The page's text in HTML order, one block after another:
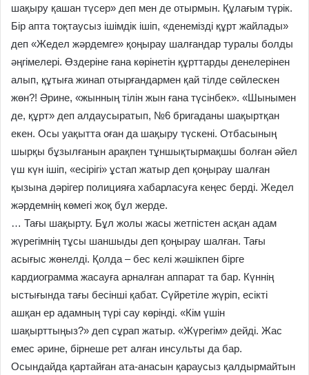
шақыру қашан түсер» деп мен де отырмын. Құлағым түрік.
Бір апта тоқтаусыз ішімдік ішіп, «денемізді құрт жайлады»
деп «Жедел жәрдемге» қоңырау шалғандар туралы болды
әңгімелері. Өздеріне ғана көрінетін құрттарды денелерінен
алып, құтыға жинап отырғандармен қай тілде сөйлескен
жөн?! Әрине, «жынның тілін жын ғана түсінбек». «Шынымен
де, құрт» деп алдаусыратып, №6 бригаданы шақыртқан
екен. Осы уақытта оған да шақыру түскені. Отбасының
шырқы бұзылғанын арақпен тұншықтырмақшы болған әйел
үш күн ішіп, «есірігі» ұстап жатыр деп қоңырау шалған
қызына дәрігер полицияға хабарласуға кеңес берді. Жедел
жәрдемнің көмегі жоқ бұл жерде.
… Тағы шақырту. Бұл жолы жасы жетпістен асқан адам
жүрегімнің тұсы шаншыды деп қоңырау шалған. Тағы
асығыс жөнелді. Қолда – бес келі жәшікпен бірге
кардиограмма жасауға арналған аппарат та бар. Күннің
ыстығында тағы бесінші қабат. Сүйретіле жүріп, есікті
ашқан ер адамның түрі сау көрінді. «Кім үшін
шақырттыңыз?» деп сұрап жатыр. «Жүрегім» дейді. Жас
емес әрине, бірнеше рет алған инсульты да бар.
Осындайда қартайған ата-анасын қараусыз қалдырмайтын